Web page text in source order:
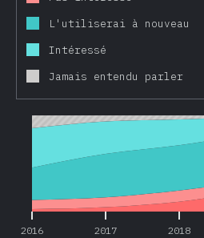
L'utiliserai à nouveau
Intéressé
Jamais entendu parler
2016 2017 2018
2016 2017 2018